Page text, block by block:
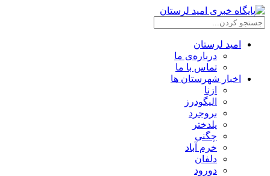
امید لرستان
درباره‌ی ما
تماس با ما
اخبار شهرستان ها
ازنا
الیگودرز
بروجرد
پلدختر
چگنی
خرم آباد
دلفان
دورود